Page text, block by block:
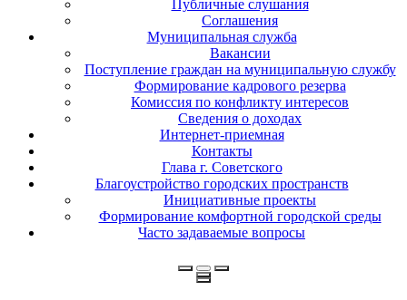
Публичные слушания
Соглашения
Муниципальная служба
Вакансии
Поступление граждан на муниципальную службу
Формирование кадрового резерва
Комиссия по конфликту интересов
Сведения о доходах
Интернет-приемная
Контакты
Глава г. Советского
Благоустройство городских пространств
Инициативные проекты
Формирование комфортной городской среды
Часто задаваемые вопросы